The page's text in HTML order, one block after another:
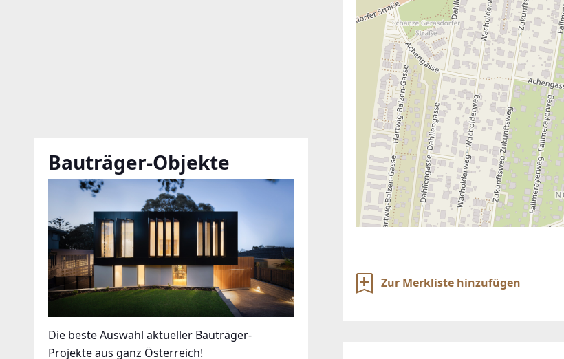
Zur Merkliste hinzufügen
Bauträger-Objekte
Die beste Auswahl aktueller Bauträger-
Projekte aus ganz Österreich!